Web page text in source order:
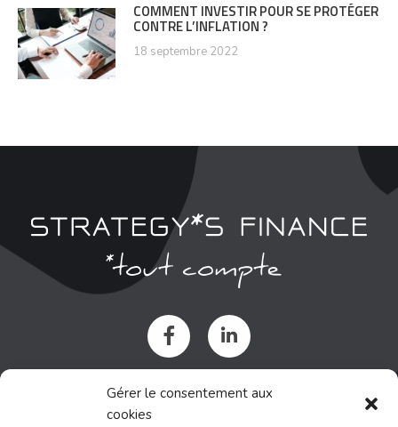
Gérer le consentement aux
cookies
COMMENT INVESTIR POUR SE PROTÉGER
CONTRE L’INFLATION ?
18 septembre 2022
NOUS SITUER